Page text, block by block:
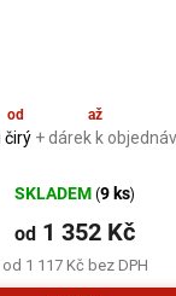
od až–19 %
čirý + dárek k
SKLADEM (9 ks)
od 1 117 Kč bez DPH
od 1 352 Kč